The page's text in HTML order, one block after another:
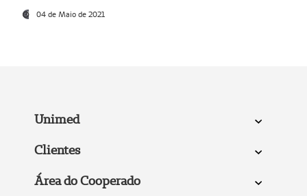
04 de Maio de 2021
Unimed
Clientes
Área do Cooperado